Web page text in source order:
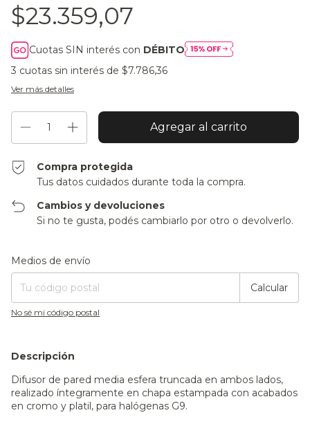
$23.359,07
Cuotas SIN interés con DÉBITO
3 cuotas sin interés de $7.786,36
Ver más detalles
Compra protegida
Tus datos cuidados durante toda la compra.
Cambios y devoluciones
Si no te gusta, podés cambiarlo por otro o devolverlo.
Entregas para el CP:
Medios de envío
Calcular
No sé mi código postal
Descripción
Difusor de pared media esfera truncada en ambos lados,
realizado íntegramente en chapa estampada con acabados
en cromo y platil, para halógenas G9.